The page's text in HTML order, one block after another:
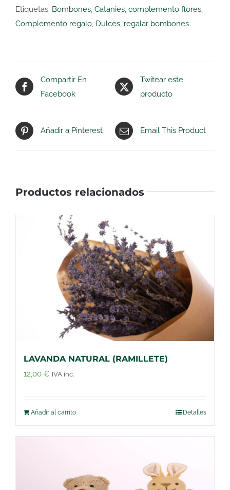
VILA'
cantidad
Etiquetas: Bombones Catanies complemento flores
Complemento regalo Dulces regalar bombones
Compartir En
Facebook
Twitear este
producto
Añadir a Pinterest Email This Product
Productos relacionados
LAVANDA NATURAL (RAMILLETE)
12,00 € IVA inc.
Añadir al carrito Detalles